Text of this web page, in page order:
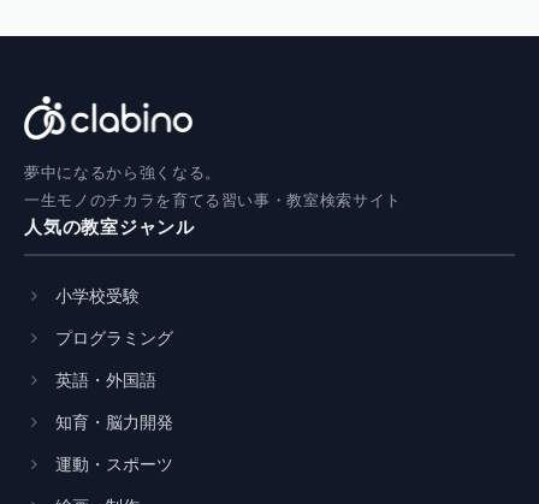
夢中になるから強くなる。
一生モノのチカラを育てる習い事・教室検索サイト
人気の教室ジャンル
小学校受験
プログラミング
英語・外国語
知育・脳力開発
運動・スポーツ